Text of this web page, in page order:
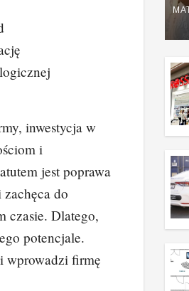
inwestycja w
i
jest poprawa
do
czasie. Dlatego,
potencjale.
wprowadzi firmę